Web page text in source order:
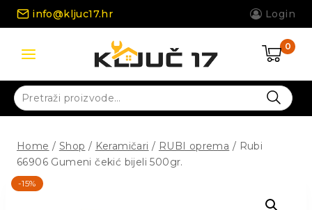
Skip
info@kljuc17.hr Login
0
Pretraži:
Home / Shop / Keramičari / RUBI oprema / Rubi
66906 Gumeni čekić bijeli 500gr.
-15%